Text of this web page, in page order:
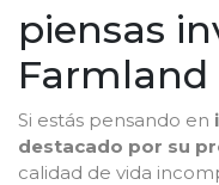
piensas
Farmland
Si estás pensando en
destacado por su
calidad de vida